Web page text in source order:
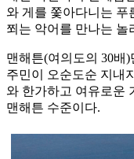
와 게를 쫓아다니는 푸
쬐는 악어를 만나는 놀
맨해튼(여의도의 30배
주민이 오순도순 지내
와 한가하고 여유로운
맨해튼 수준이다.